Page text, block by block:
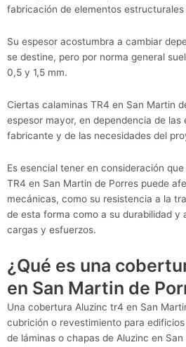
fabricación de elementos
Su espesor acostumbra a cambiar
se destine, pero por norma general
0,5 y 1,5 mm.
Ciertas calaminas TR4 en San Martin
espesor mayor, en dependencia de las
fabricante y de las necesidades del
Es esencial tener en consideración
TR4 en San Martin de Porres puede
mecánicas, como su resistencia a la
de esta forma como a su durabilidad y
cargas y esfuerzos.
¿Qué es una
en San Martin de
Una cobertura Aluzinc tr4 en San
cubrición o revestimiento para
de láminas o chapas de Aluzinc en